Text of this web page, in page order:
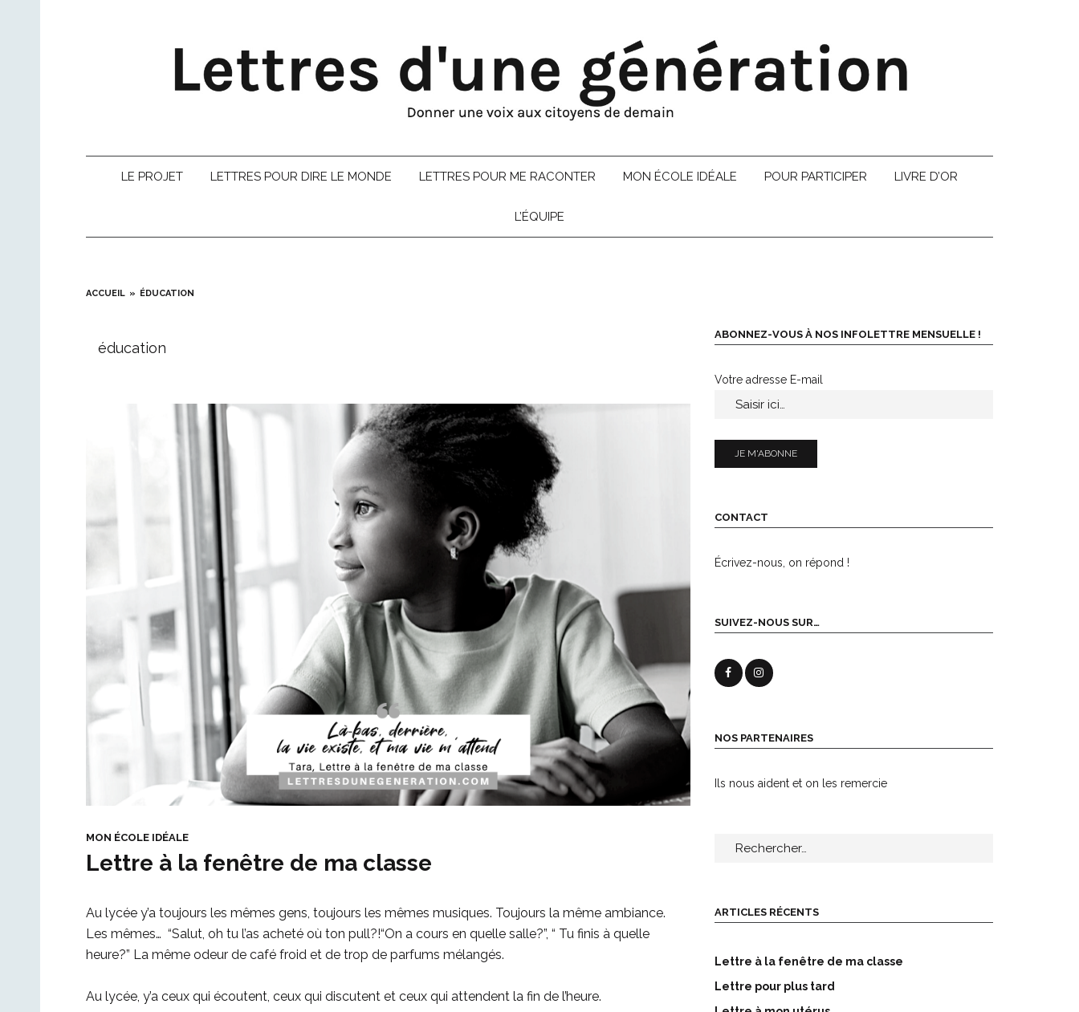
LE PROJET LETTRES POUR DIRE LE MONDE LETTRES POUR ME RACONTER MON ÉCOLE IDÉALE POUR PARTICIPER LIVRE D’OR
L’ÉQUIPE
ACCUEIL ÉDUCATION
éducation
MON ÉCOLE IDÉALE
Lettre à la fenêtre de ma classe
Au lycée y’a toujours les mêmes gens, toujours les mêmes musiques. Toujours la même ambiance.
Les mêmes… “Salut, oh tu l’as acheté où ton pull?!“On a cours en quelle salle?”, “ Tu finis à quelle
heure?” La même odeur de café froid et de trop de parfums mélangés.
Au lycée, y’a ceux qui écoutent, ceux qui discutent et ceux qui attendent la fin de l’heure.
ABONNEZ-VOUS À NOS INFOLETTRE MENSUELLE !
Votre adresse E-mail
CONTACT
Écrivez-nous, on répond !
SUIVEZ-NOUS SUR…
NOS PARTENAIRES
Ils nous aident et on les remercie
Rechercher :
ARTICLES RÉCENTS
Lettre à la fenêtre de ma classe
Lettre pour plus tard